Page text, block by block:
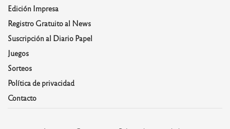
Edición Impresa
Registro Gratuito al News
Suscripción al Diario Papel
Juegos
Sorteos
Política de privacidad
Contacto